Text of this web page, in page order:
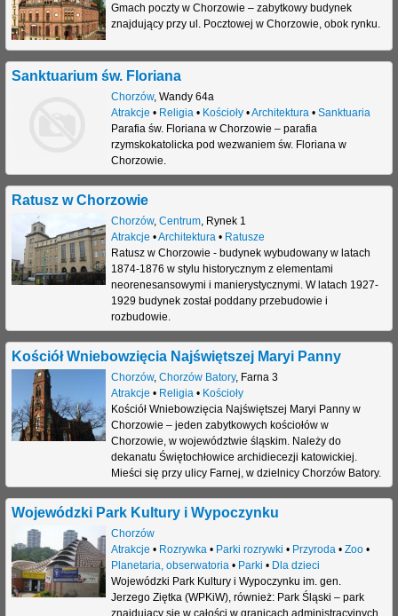
Gmach poczty w Chorzowie – zabytkowy budynek
znajdujący przy ul. Pocztowej w Chorzowie, obok rynku.
Sanktuarium św. Floriana
Chorzów, Wandy 64a
Atrakcje • Religia• Kościoły•Architektura• Sanktuaria
Parafia św. Floriana w Chorzowie – parafia
rzymskokatolicka pod wezwaniem św. Floriana w
Chorzowie.
Ratusz w Chorzowie
Chorzów, Centrum, Rynek 1
Atrakcje •Architektura• Ratusze
Ratusz w Chorzowie - budynek wybudowany w latach
1874-1876 w stylu historycznym z elementami
neorenesansowymi i manierystycznymi. W latach 1927-
1929 budynek został poddany przebudowie i
rozbudowie.
Kościół Wniebowzięcia Najświętszej Maryi Panny
Chorzów, Chorzów Batory, Farna 3
Atrakcje • Religia • Kościoły
Kościół Wniebowzięcia Najświętszej Maryi Panny w
Chorzowie – jeden zabytkowych kościołów w
Chorzowie, w województwie śląskim. Należy do
dekanatu Świętochłowice archidiecezji katowickiej.
Mieści się przy ulicy Farnej, w dzielnicy Chorzów Batory.
Wojewódzki Park Kultury i Wypoczynku
Chorzów
Atrakcje • Rozrywka • Parki rozrywki • Przyroda • Zoo•
Planetaria, obserwatoria • Parki • Dla dzieci
Wojewódzki Park Kultury i Wypoczynku im. gen.
Jerzego Ziętka (WPKiW), również: Park Śląski – park
znajdujący się w całości w granicach administracyjnych